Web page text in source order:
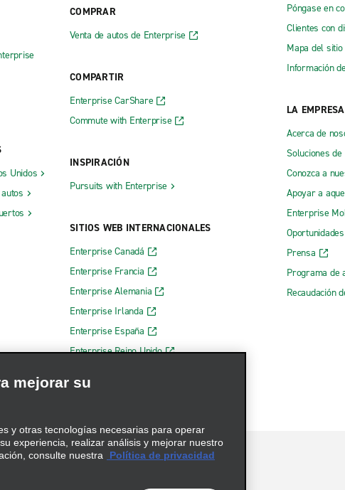
Unidos
COMPRAR
Venta de autos de Enterprise
COMPARTIR
Enterprise CarShare
Commute with Enterprise
INSPIRACIÓN
Pursuits with Enterprise
SITIOS WEB INTERNACIONALES
Enterprise Canadá
Enterprise Francia
Enterprise Alemania
Enterprise Irlanda
Enterprise España
Enterprise Reino Unido
Póngase en
Clientes con
Mapa del sitio
Información
LA EMPRESA
Acerca de
Soluciones
Conozca a
Apoyar a
Enterprise
Prensa
Programa de
Recaudación
mejorar su
y otras tecnologías necesarias para operar
experiencia, realizar análisis y mejorar nuestro
consulte nuestra
Política de privacidad